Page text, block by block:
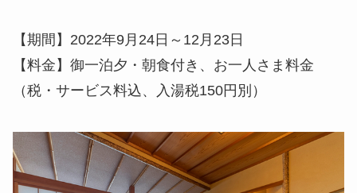
【期間】2022年9月24日～12月23日
【料金】御一泊夕・朝食付き、お一人さま料金
（税・サービス料込、入湯税150円別）